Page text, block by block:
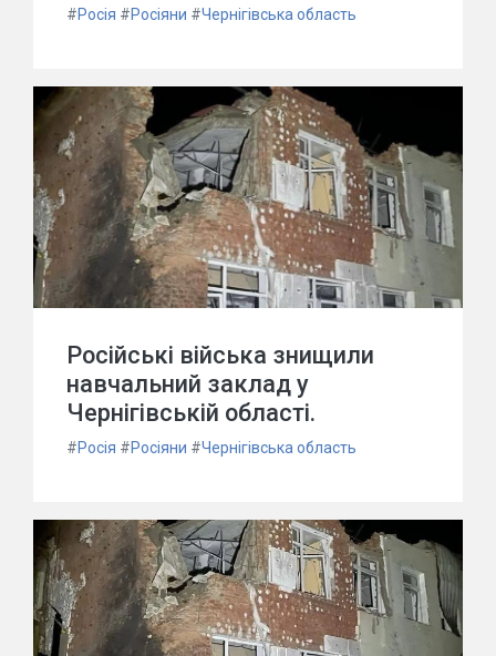
#Росія #Росіяни #Чернігівська область
Російські війська знищили
навчальний заклад у
Чернігівській області.
#Росія #Росіяни #Чернігівська область